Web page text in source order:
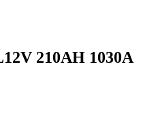
210AH 1030A